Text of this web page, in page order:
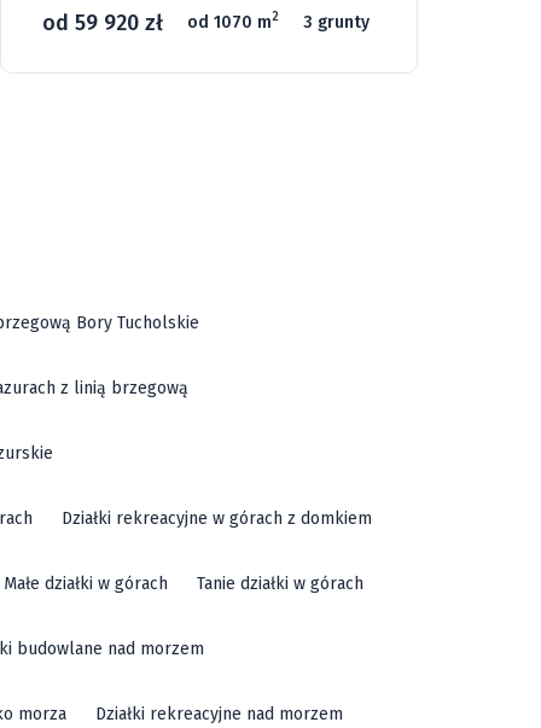
od 59 920 zł od 1070 m2 3 grunty
Bory Tucholskie
z linią brzegową
Działki rekreacyjne w górach z domkiem
Małe działki w górach Tanie działki w górach
budowlane nad morzem
morza Działki rekreacyjne nad morzem